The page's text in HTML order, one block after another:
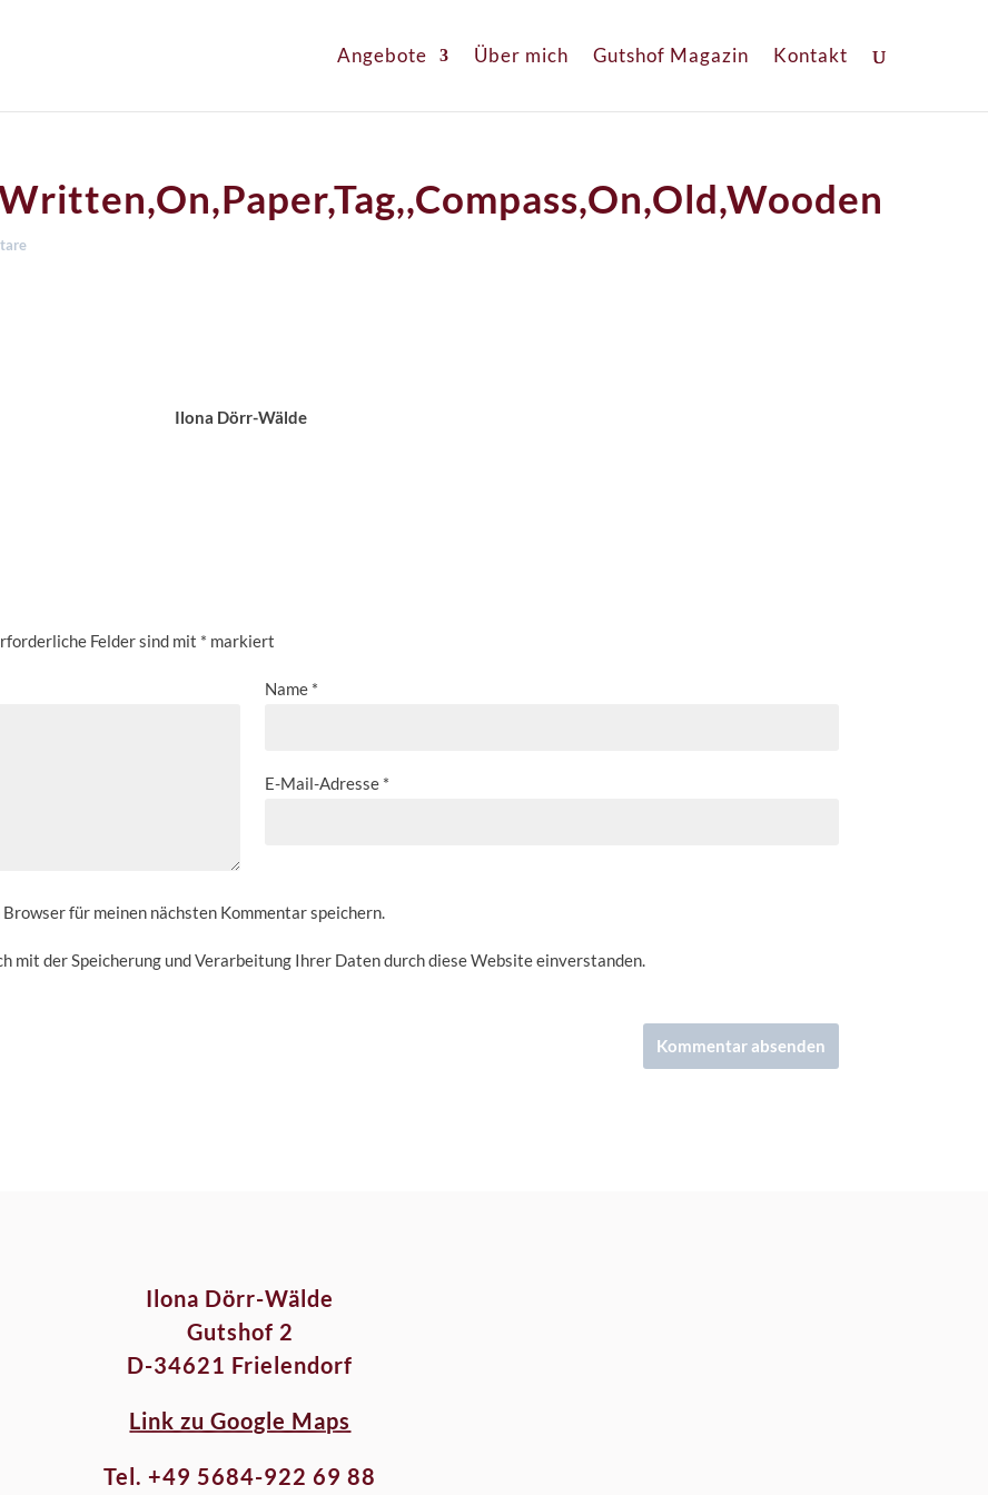
Angebote Über mich Gutshof Magazin Kontakt
Ilona Dörr-Wälde
Felder sind mit * markiert
Name *
E-Mail-Adresse *
für meinen nächsten Kommentar speichern.
mit der Speicherung und Verarbeitung Ihrer Daten durch diese Website einverstanden.
Ilona Dörr-Wälde
Gutshof 2
D-34621 Frielendorf
Link zu Google Maps
Tel. +49 5684-922 69 88